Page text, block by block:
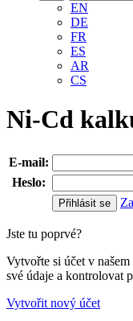
EN
DE
FR
ES
AR
CS
Ni-Cd
E-mail:
Heslo:
Jste tu poprvé?
Vytvořte si účet v
své údaje a kontrolovat
Vytvořit nový účet